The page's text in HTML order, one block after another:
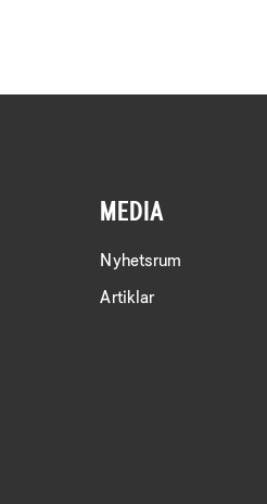
MEDIA
Nyhetsrum
Artiklar